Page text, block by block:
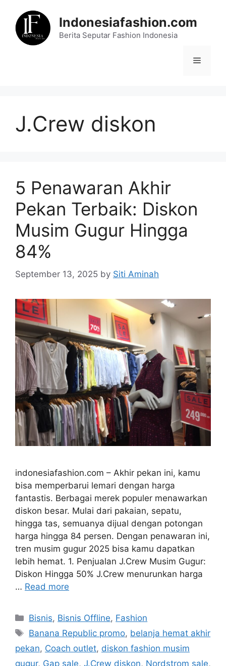
content
Indonesiafashion.com
Berita Seputar Fashion Indonesia
Menu
J.Crew diskon
5 Penawaran Akhir
Pekan Terbaik: Diskon
Musim Gugur Hingga
84%
September 13, 2025 by Siti Aminah
indonesiafashion.com – Akhir pekan ini, kamu
bisa memperbarui lemari dengan harga
fantastis. Berbagai merek populer menawarkan
diskon besar. Mulai dari pakaian, sepatu,
hingga tas, semuanya dijual dengan potongan
harga hingga 84 persen. Dengan penawaran ini,
tren musim gugur 2025 bisa kamu dapatkan
lebih hemat. 1. Penjualan J.Crew Musim Gugur:
Diskon Hingga 50% J.Crew menurunkan harga
… Read more
Categories
Bisnis, Bisnis Offline, Fashion
Tags
Banana Republic promo, belanja hemat akhir
pekan, Coach outlet, diskon fashion musim
gugur, Gap sale, J.Crew diskon, Nordstrom sale,